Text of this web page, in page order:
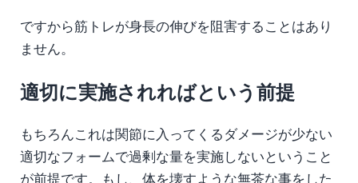
ですから筋トレが身長の伸びを阻害することはあり
ません。
適切に実施されればという前提
もちろんこれは関節に入ってくるダメージが少ない
適切なフォームで過剰な量を実施しないということ
が前提です。もし、体を壊すような無茶な事をした